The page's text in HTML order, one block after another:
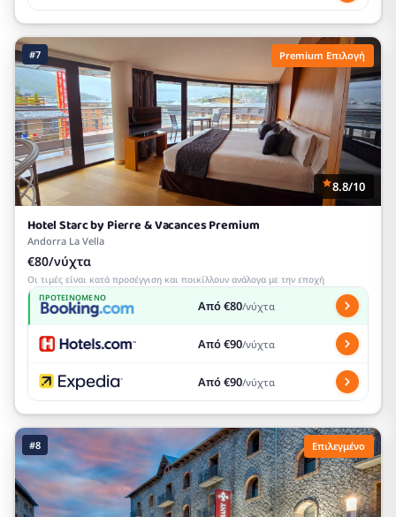
#7 Premium Επιλογή
8.8/10
Hotel Starc by Pierre & Vacances Premium
Andorra La Vella
€80/νύχτα
Οι τιμές είναι κατά προσέγγιση και ποικίλλουν ανάλογα με την εποχή
ΠΡΟΤΕΙΝΌΜΕΝΟ Από €80/νύχτα
Από €90/νύχτα
Από €90/νύχτα
#8 Επιλεγμένο